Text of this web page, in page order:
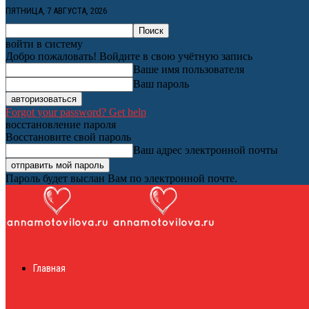
ПЯТНИЦА, 7 АВГУСТА, 2026
войти в систему
Добро пожаловать! Войдите в свою учётную запись
Ваше имя пользователя
Ваш пароль
Forgot your password? Get help
восстановление пароля
Восстановите свой пароль
Ваш адрес электронной почты
Пароль будет выслан Вам по электронной почте.
Главная